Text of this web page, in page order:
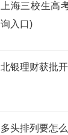
上海三校生高
询入口)
北银理财获批
多头排列要怎